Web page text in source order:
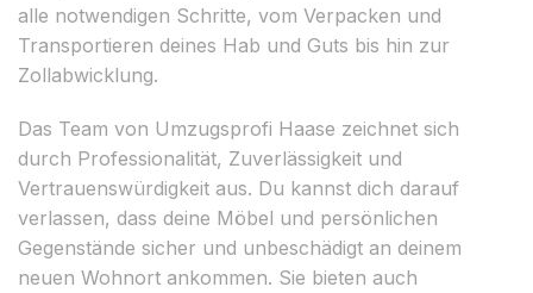
alle notwendigen Schritte, vom Verpacken und
Transportieren deines Hab und Guts bis hin zur
Zollabwicklung.
Das Team von Umzugsprofi Haase zeichnet sich
durch Professionalität, Zuverlässigkeit und
Vertrauenswürdigkeit aus. Du kannst dich darauf
verlassen, dass deine Möbel und persönlichen
Gegenstände sicher und unbeschädigt an deinem
neuen Wohnort ankommen. Sie bieten auch